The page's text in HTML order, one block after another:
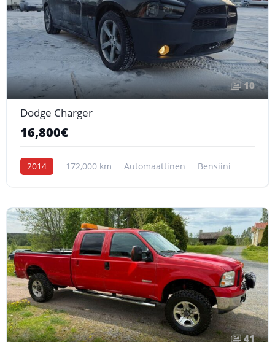
10
Dodge Charger
16,800€
2014 172,000 km Automaattinen Bensiini
41